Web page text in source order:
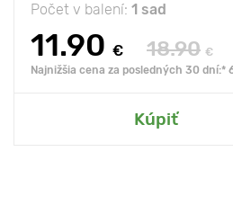
Počet v balení: 1 sad
11.90 € 18.90 €
Najnižšia cena za posledných 30 dní:*
Kúpiť